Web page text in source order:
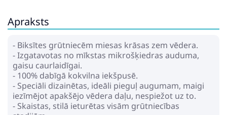
Apraksts
- Biksītes grūtniecēm miesas krāsas zem vēdera.
- Izgatavotas no mīkstas mikrošķiedras auduma,
gaisu caurlaidīgai.
- 100% dabīgā kokvilna iekšpusē.
- Speciāli dizainētas, ideāli pieguļ augumam, maigi
iezīmējot apakšējo vēdera daļu, nespiežot uz to.
- Skaistas, stilā ieturētas visām grūtniecības